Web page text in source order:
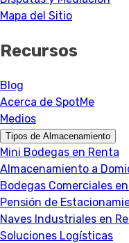
Mapa del Sitio
Recursos
Blog
Acerca de SpotMe
Medios
Tipos de Almacenamiento
Mini Bodegas en Renta
Almacenamiento a
Bodegas Comerciales
Pensión de
Naves Industriales en
Soluciones Logísticas